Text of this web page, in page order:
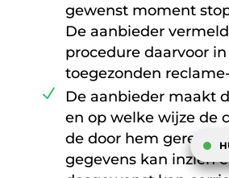
gewenst moment
De aanbieder
procedure daarvoor
toegezonden
De aanbieder maakt
en op welke wijze de
de door hem
gegevens kan inzien